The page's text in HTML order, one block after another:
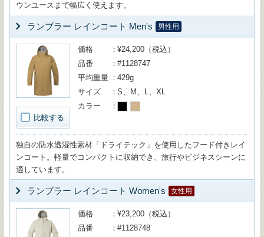
ウンユースまで幅広く使えます。
ランブラー レインコート Men's 男性用
比較する
価格
¥24,200（税込）
品番
#1128747
平均重量
429g
サイズ
S、M、L、XL
カラー
独自の防水透湿性素材「ドライテック」を使用したフード付きレイ
ンコート。軽量でコンパクトに収納でき、旅行やビジネスシーンに
適しています。
ランブラー レインコート Women's 女性用
価格
¥23,200（税込）
品番
#1128748